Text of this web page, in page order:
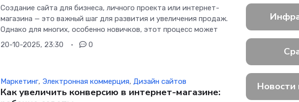
Создание сайта для бизнеса, личного проекта или интернет-
магазина — это важный шаг для развития и увеличения продаж.
Однако для многих, особенно новичков, этот процесс может
20-10-2025, 23:30
0
Маркетинг, Электронная коммерция,Дизайн сайтов
Как увеличить конверсию в интернет-магазине:
Новости